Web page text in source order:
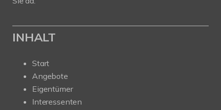
INHALT
Start
Angebote
Eigentümer
Interessenten